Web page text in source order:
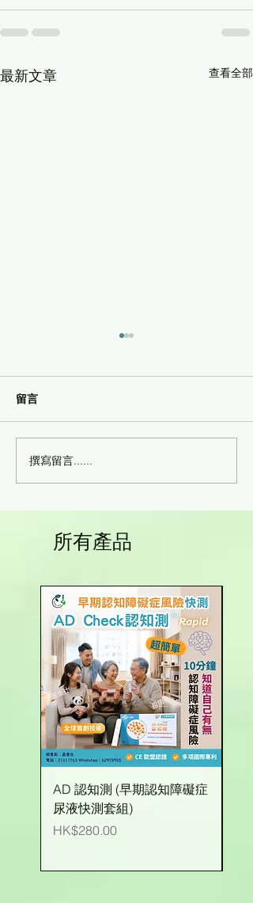
最新文章 查看全部
優氫H2 Cube 活氫氧生機
3合1 (吸氫氣﹑吸氧氣+氫
留言
撰寫留言......
所有產品
AD 認知測 (早期認知障礙症
尿液快測套組)
價格
HK$280.00